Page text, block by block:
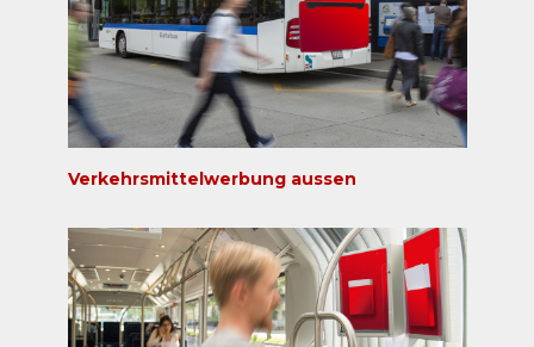
Verkehrsmittelwerbung aussen